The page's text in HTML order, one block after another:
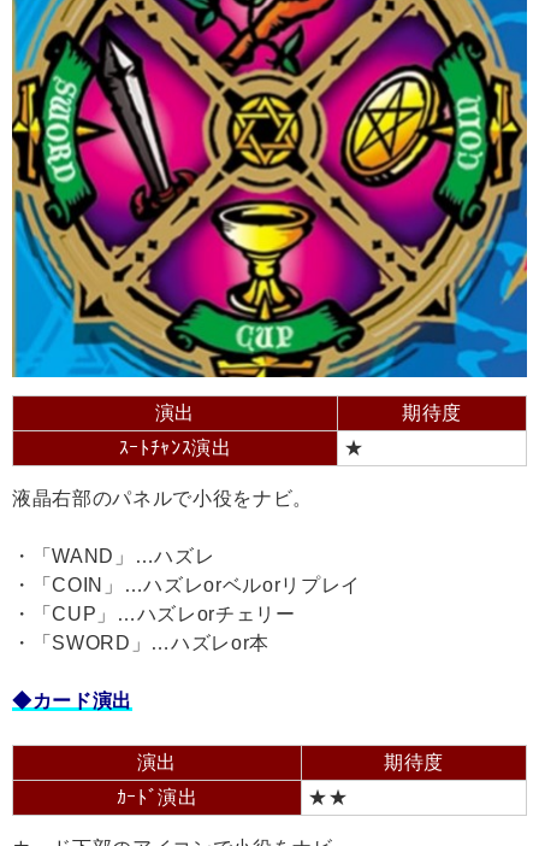
演出
期待度
ｽｰﾄﾁｬﾝｽ演出
★
液晶右部のパネルで小役をナビ。
・「WAND」…ハズレ
・「COIN」…ハズレorベルorリプレイ
・「CUP」…ハズレorチェリー
・「SWORD」…ハズレor本
◆カード演出
演出
期待度
ｶｰﾄﾞ演出
★★